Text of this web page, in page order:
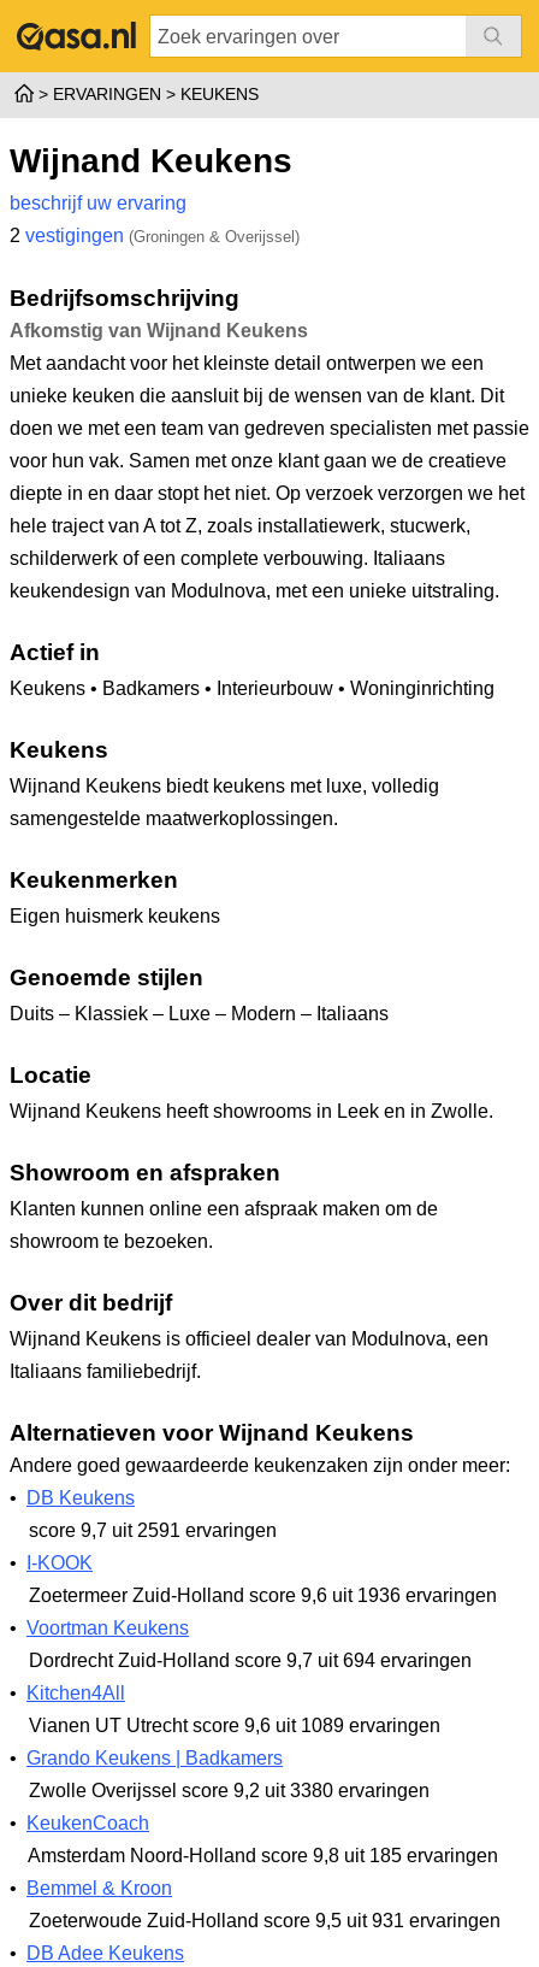
ERVARINGEN KEUKENS
Wijnand Keukens
beschrijf uw ervaring
2 vestigingen (Groningen & Overijssel)
Bedrijfsomschrijving
Afkomstig van Wijnand Keukens
Met aandacht voor het kleinste detail ontwerpen we een
unieke keuken die aansluit bij de wensen van de klant. Dit
doen we met een team van gedreven specialisten met passie
voor hun vak. Samen met onze klant gaan we de creatieve
diepte in en daar stopt het niet. Op verzoek verzorgen we het
hele traject van A tot Z, zoals installatiewerk, stucwerk,
schilderwerk of een complete verbouwing. Italiaans
keukendesign van Modulnova, met een unieke uitstraling.
Actief in
Keukens • Badkamers • Interieurbouw • Woninginrichting
Keukens
Wijnand Keukens biedt keukens met luxe, volledig
samengestelde maatwerkoplossingen.
Keukenmerken
Eigen huismerk keukens
Genoemde stijlen
Duits – Klassiek – Luxe – Modern – Italiaans
Locatie
Wijnand Keukens heeft showrooms in Leek en in Zwolle.
Showroom en afspraken
Klanten kunnen online een afspraak maken om de
showroom te bezoeken.
Over dit bedrijf
Wijnand Keukens is officieel dealer van Modulnova, een
Italiaans familiebedrijf.
Alternatieven voor Wijnand Keukens
Andere goed gewaardeerde keukenzaken zijn onder meer:
•
DB Keukens
score 9,7 uit 2591 ervaringen
•
I-KOOK
Zoetermeer Zuid-Holland score 9,6 uit 1936 ervaringen
• Voortman Keukens
Dordrecht Zuid-Holland score 9,7 uit 694 ervaringen
•
Kitchen4All
Vianen UT Utrechtscore 9,6 uit 1089 ervaringen
• Grando Keukens | Badkamers
Zwolle Overijssel score 9,2 uit 3380 ervaringen
•
KeukenCoach
Amsterdam Noord-Holland score 9,8 uit 185 ervaringen
•
Bemmel & Kroon
Zoeterwoude Zuid-Holland score 9,5 uit 931 ervaringen
•
DB Adee Keukens